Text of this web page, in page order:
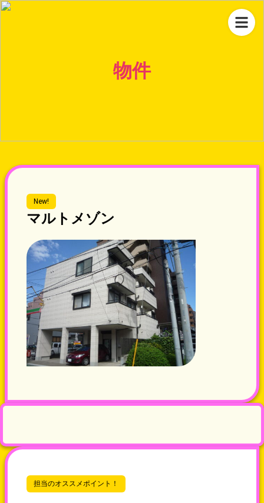
物件
New!
マルトメゾン
担当のオススメポイント！